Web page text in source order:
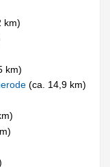
km)
km)
(ca. 14,9 km)